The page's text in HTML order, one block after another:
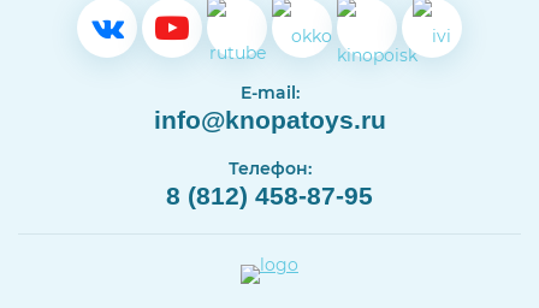
E-mail:
info@knopatoys.ru
Телефон:
8 (812) 458-87-95